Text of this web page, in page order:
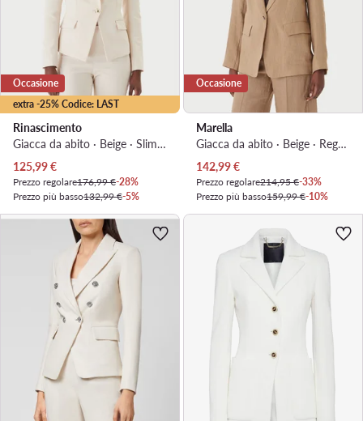
extra -25% Codice: LAST
Occasione
Rinascimento
Giacca da abito · Beige · Slim Fit
Prezzo attuale
125,99€
Prezzo regolare176,99 €-28%
Prezzo più basso132,99 €-5%
Occasione
Marella
Giacca da abito · Beige · Regular Fit
Prezzo attuale
142,99€
Prezzo regolare214,95 €-33%
Prezzo più basso159,99 €-10%